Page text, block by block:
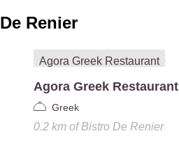
Renier
Agora Greek Restaurant
Greek
0.2 kmofBistro De Renier